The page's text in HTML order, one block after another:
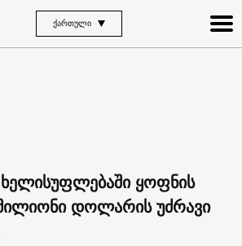
ᲥᲐᲠᲗᲣᲚᲘ
ხელისუფლებაში ყოფნის
დოლარის უძრავი